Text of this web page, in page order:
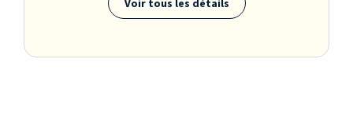
Voir tous les détails